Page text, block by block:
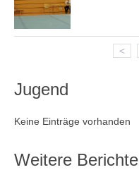
<
Jugend
Keine Einträge vorhanden
Weitere Berichte